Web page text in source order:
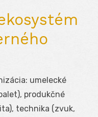
umelecké
produkčné
technika (zvuk,